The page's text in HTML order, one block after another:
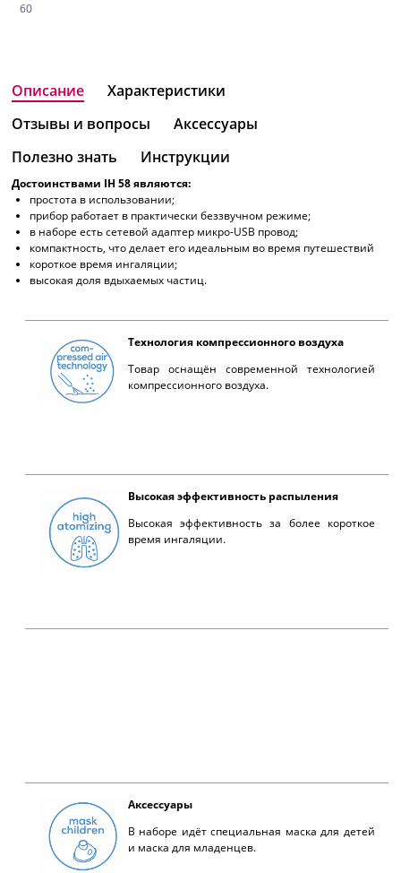
60
Описание
Характеристики
Отзывы и вопросы
Аксессуары
Полезно знать
Инструкции
Достоинствами IH 58 являются:
простота в использовании;
прибор работает в практически беззвучном режиме;
в наборе есть сетевой адаптер микро-USB провод;
компактность, что делает его идеальным во время путешествий
короткое время ингаляции;
высокая доля вдыхаемых частиц.
Технология компрессионного воздуха
Товар оснащён современной технологией
компрессионного воздуха.
Высокая эффективность распыления
Высокая эффективность за более короткое
время ингаляции.
Аксессуары
В наборе идёт специальная маска для детей
и маска для младенцев.